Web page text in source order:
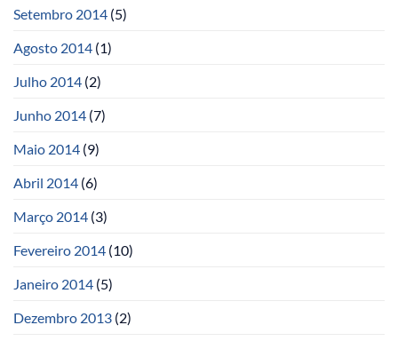
Setembro 2014 (5)
Agosto 2014 (1)
Julho 2014 (2)
Junho 2014 (7)
Maio 2014 (9)
Abril 2014 (6)
Março 2014 (3)
Fevereiro 2014 (10)
Janeiro 2014 (5)
Dezembro 2013 (2)